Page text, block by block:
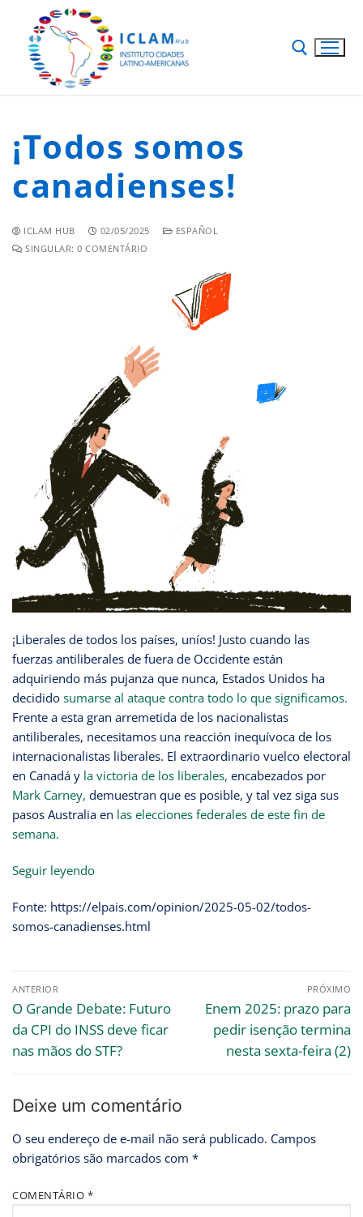
¡Todos somos
canadienses!
ICLAM HUB 02/05/2025
ESPAÑOL
SINGULAR: 0 COMENTÁRIO
¡Liberales de todos los países, uníos! Justo cuando las
fuerzas antiliberales de fuera de Occidente están
adquiriendo más pujanza que nunca, Estados Unidos ha
decidido sumarse al ataque contra todo lo que significamos.
Frente a esta gran arremetida de los nacionalistas
antiliberales, necesitamos una reacción inequívoca de los
internacionalistas liberales. El extraordinario vuelco electoral
en Canadá y la victoria de los liberales, encabezados por
Mark Carney, demuestran que es posible, y tal vez siga sus
pasos Australia en las elecciones federales de este fin de
semana.
Seguir leyendo
Fonte: https://elpais.com/opinion/2025-05-02/todos-
somos-canadienses.html
ANTERIOR
O Grande Debate: Futuro
da CPI do INSS deve ficar
nas mãos do STF?
PRÓXIMO
Enem 2025: prazo para
pedir isenção termina
nesta sexta-feira (2)
Deixe um comentário
O seu endereço de e-mail não será publicado. Campos
obrigatórios são marcados com *
COMENTÁRIO *